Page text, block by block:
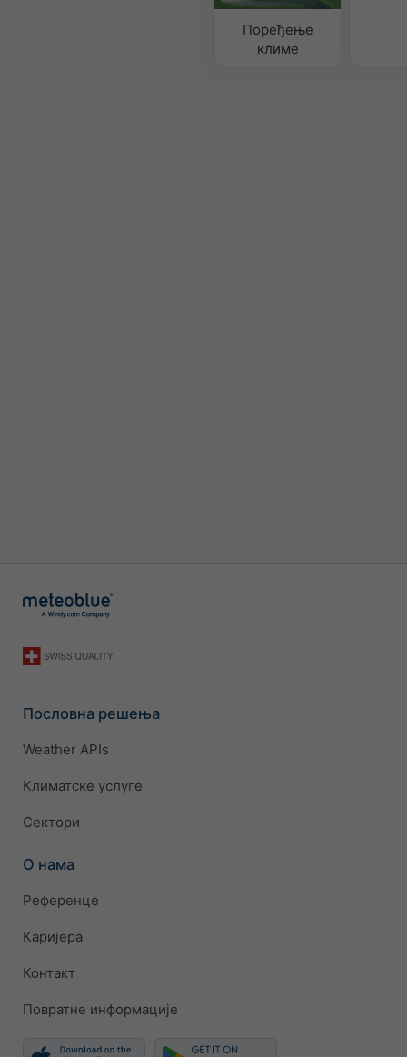
Поређење
климе
Пословна решења
Weather APIs
Климатске услуге
Сектори
О нама
Референце
Каријера
Контакт
Повратне информације